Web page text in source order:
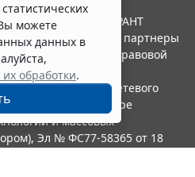
можете
данных в
обработки.
2026. Система ГАРАНТ
"Гарант" и ее партнеры
ассоциации правовой
в качестве сетевого
по надзору в сфере
и массовых
Эл № ФС77-58365 от 18